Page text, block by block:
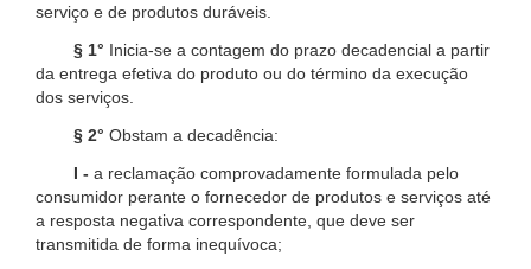
serviço e de produtos duráveis.
§ 1° Inicia-se a contagem do prazo decadencial a partir
da entrega efetiva do produto ou do término da execução
dos serviços.
§ 2° Obstam a decadência:
I - a reclamação comprovadamente formulada pelo
consumidor perante o fornecedor de produtos e serviços até
a resposta negativa correspondente, que deve ser
transmitida de forma inequívoca;